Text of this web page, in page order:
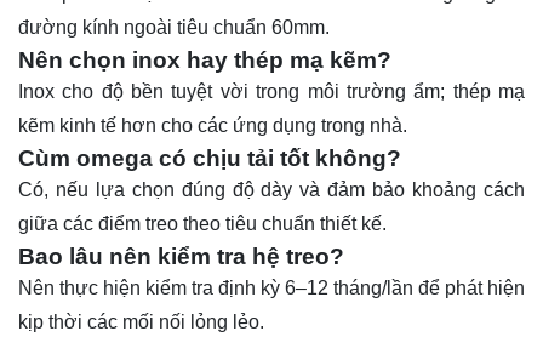
đường kính ngoài tiêu chuẩn 60mm.
Nên chọn inox hay thép mạ kẽm?
Inox cho độ bền tuyệt vời trong môi trường ẩm; thép mạ
kẽm kinh tế hơn cho các ứng dụng trong nhà.
Cùm omega có chịu tải tốt không?
Có, nếu lựa chọn đúng độ dày và đảm bảo khoảng cách
giữa các điểm treo theo tiêu chuẩn thiết kế.
Bao lâu nên kiểm tra hệ treo?
Nên thực hiện kiểm tra định kỳ 6–12 tháng/lần để phát hiện
kịp thời các mối nối lỏng lẻo.